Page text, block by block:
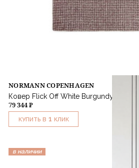
NORMANN COPENHAGEN
Ковер Flick Off White Burgundy 170x240
79 344 ₽
КУПИТЬ В 1 КЛИК
в наличии